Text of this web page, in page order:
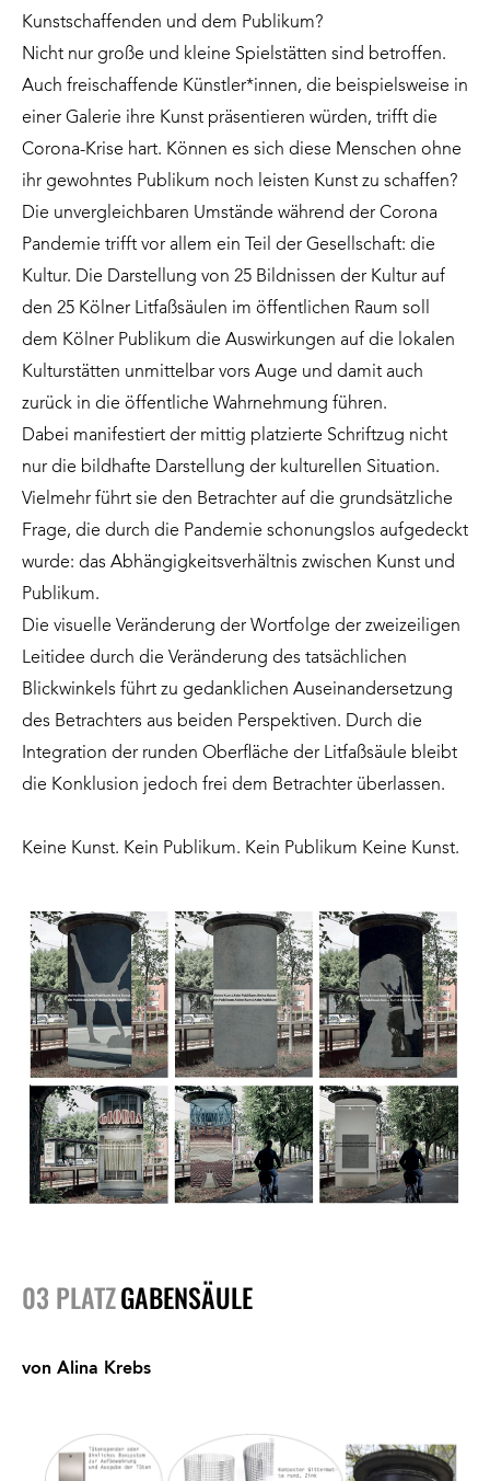
Kunstschaffenden und dem Publikum?
Nicht nur große und kleine Spielstätten sind betroffen.
Auch freischaffende Künstler*innen, die beispielsweise in
einer Galerie ihre Kunst präsentieren würden, trifft die
Corona-Krise hart. Können es sich diese Menschen ohne
ihr gewohntes Publikum noch leisten Kunst zu schaffen?
Die unvergleichbaren Umstände während der Corona
Pandemie trifft vor allem ein Teil der Gesellschaft: die
Kultur. Die Darstellung von 25 Bildnissen der Kultur auf
den 25 Kölner Litfaßsäulen im öffentlichen Raum soll
dem Kölner Publikum die Auswirkungen auf die lokalen
Kulturstätten unmittelbar vors Auge und damit auch
zurück in die öffentliche Wahrnehmung führen.
Dabei manifestiert der mittig platzierte Schriftzug nicht
nur die bildhafte Darstellung der kulturellen Situation.
Vielmehr führt sie den Betrachter auf die grundsätzliche
Frage, die durch die Pandemie schonungslos aufgedeckt
wurde: das Abhängigkeitsverhältnis zwischen Kunst und
Publikum.
Die visuelle Veränderung der Wortfolge der zweizeiligen
Leitidee durch die Veränderung des tatsächlichen
Blickwinkels führt zu gedanklichen Auseinandersetzung
des Betrachters aus beiden Perspektiven. Durch die
Integration der runden Oberfläche der Litfaßsäule bleibt
die Konklusion jedoch frei dem Betrachter überlassen.
Keine Kunst. Kein Publikum. Kein Publikum Keine Kunst.
03 PLATZGABENSÄULE
von Alina Krebs